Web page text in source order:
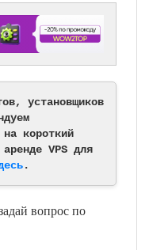
установщиков
на короткий
VPS для
.
вопрос по